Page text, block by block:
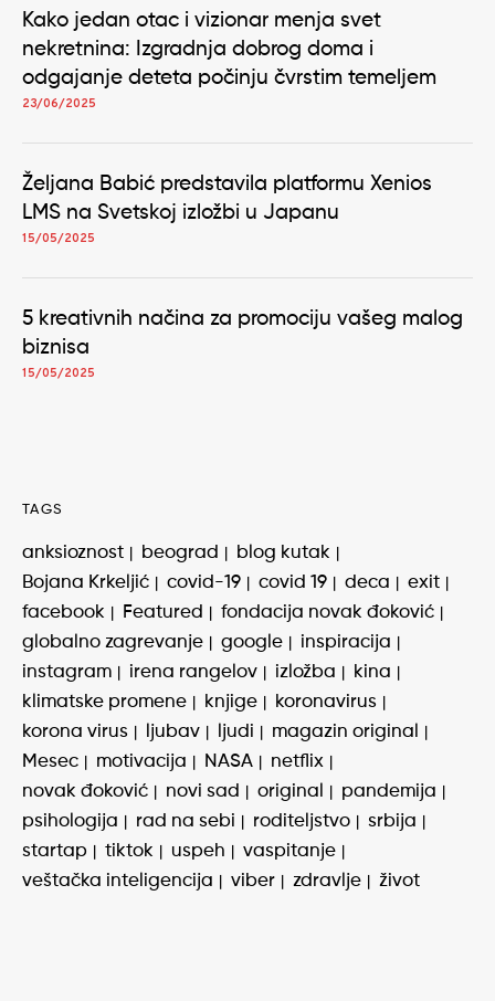
Kako jedan otac i vizionar menja svet
nekretnina: Izgradnja dobrog doma i
odgajanje deteta počinju čvrstim temeljem
23/06/2025
Željana Babić predstavila platformu Xenios
LMS na Svetskoj izložbi u Japanu
15/05/2025
5 kreativnih načina za promociju vašeg malog
biznisa
15/05/2025
TAGS
anksioznost beograd
blog kutak
Bojana Krkeljić
covid-19 covid 19 deca
exit
facebook
Featured
fondacija novak đoković
globalno zagrevanje
google
inspiracija
instagram
irena rangelov izložba
kina
klimatske promene
knjige
koronavirus
korona virus
ljubav ljudi
magazin original
Mesec
motivacija NASA
netflix
novak đoković
novi sad original
pandemija
psihologija
rad na sebi roditeljstvo
srbija
startap
tiktok uspeh
vaspitanje
veštačka inteligencija
viber zdravlje život